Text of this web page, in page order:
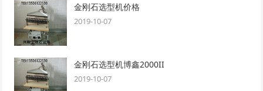
金刚石选型机价格
2019-10-07
金刚石选型机博鑫2000II
2019-10-07